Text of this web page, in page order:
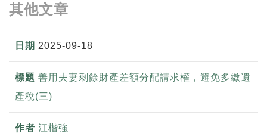
其他文章
2025-09-18
善用夫妻剩餘財產差額分配請求權，避免多繳遺
產稅(三)
江楷強